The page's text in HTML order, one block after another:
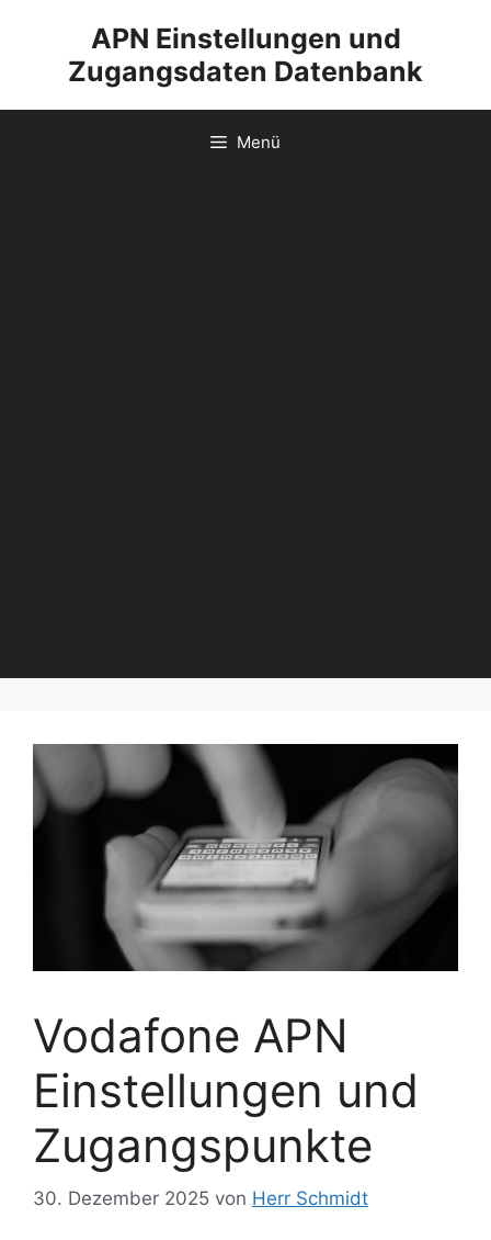
springen
APN Einstellungen und
Zugangsdaten Datenbank
Menü
Vodafone APN
Einstellungen und
Zugangspunkte
30. Dezember 2025 von Herr Schmidt